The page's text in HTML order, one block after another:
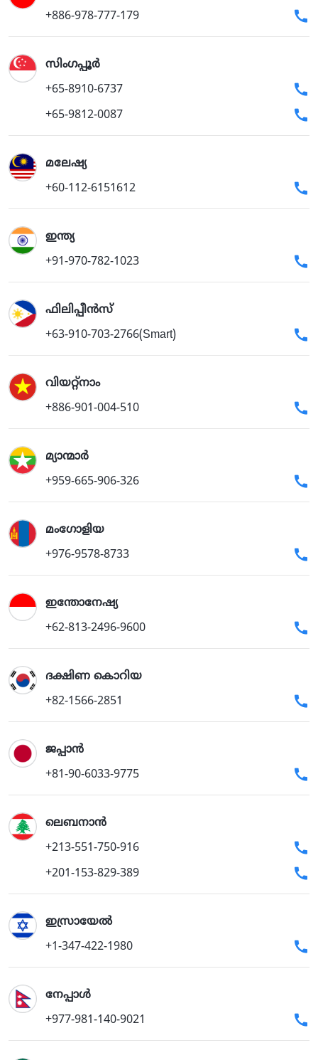
+886-978-777-179
സിംഗപ്പൂര്‍
+65-8910-6737
+65-9812-0087
മലേഷ്യ
+60-112-6151612
ഇന്ത്യ
+91-970-782-1023
ഫിലിപ്പീൻസ്
+63-910-703-2766(Smart)
വിയറ്റ്നാം
+886-901-004-510
മ്യാന്മാർ
+959-665-906-326
മംഗോളിയ
+976-9578-8733
ഇന്തോനേഷ്യ
+62-813-2496-9600
ദക്ഷിണ കൊറിയ
+82-1566-2851
ജപ്പാന്‍
+81-90-6033-9775
ലെബനാൻ
+213-551-750-916
+201-153-829-389
ഇസ്രായേല്‍
+1-347-422-1980
നേപ്പാള്‍
+977-981-140-9021